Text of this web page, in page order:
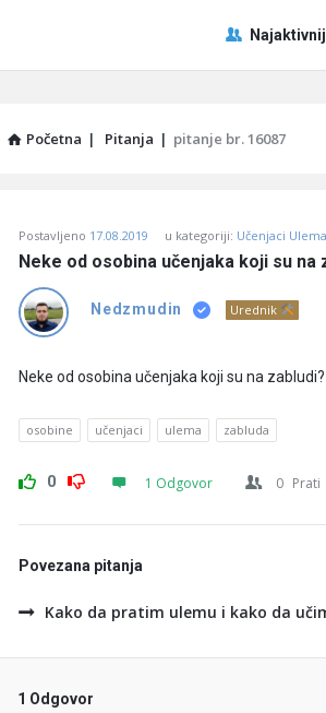
Pitaj
Učene
Početna | Pitanja | pitanje br. 16087
Učene
Latest
Pitanja
Postavljeno 17.08.2019 u kategoriji: Učenjaci Ulema
Neke od osobina učenjaka koji su na
Nedzmudin Urednik
Neke od osobina učenjaka koji su na zabludi?
osobine učenjaci ulema zabluda
0 1 Odgovor 0 Prati
Povezana pitanja
Kako da pratim ulemu i kako da
1 Odgovor